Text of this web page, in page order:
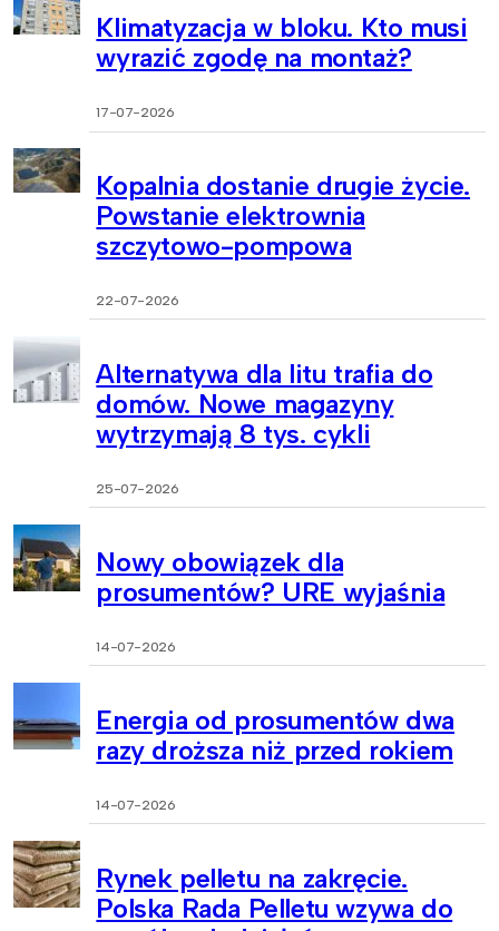
Klimatyzacja w bloku. Kto musi
wyrazić zgodę na montaż?
17-07-2026
Kopalnia dostanie drugie życie.
Powstanie elektrownia
szczytowo-pompowa
22-07-2026
Alternatywa dla litu trafia do
domów. Nowe magazyny
wytrzymają 8 tys. cykli
25-07-2026
Nowy obowiązek dla
prosumentów? URE wyjaśnia
14-07-2026
Energia od prosumentów dwa
razy droższa niż przed rokiem
14-07-2026
Rynek pelletu na zakręcie.
Polska Rada Pelletu wzywa do